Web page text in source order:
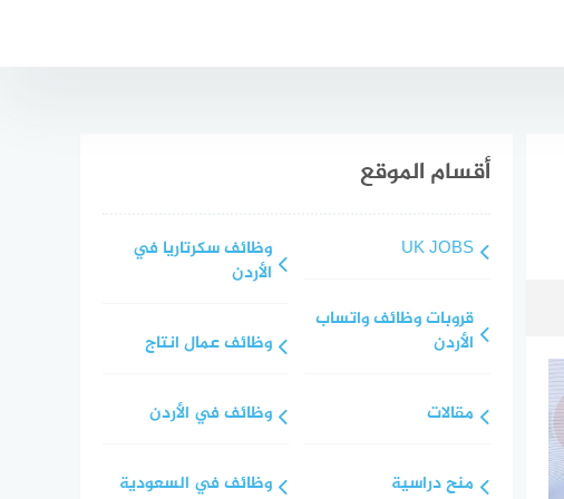
أقسام الموقع
UK JOBS
قروبات وظائف واتساب
الأردن
مقالات
منح دراسية
وظائف سكرتاريا في
الأردن
وظائف عمال انتاج
وظائف في الأردن
وظائف في السعودية